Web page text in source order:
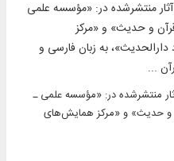
کتاب در 546 جلد از آثار منتشرشده در: «مؤسسه علمی
و حدیث» و «مرکز
به زبان فارسی و
...
کتاب در 546 جلد از آثار منتشرشده در: «مؤسسه علمی ـ
و حدیث» و «مرکز همایش‌های